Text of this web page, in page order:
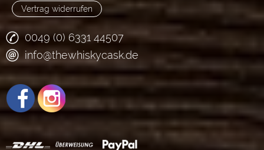
Vertrag widerrufen
0049 (0) 6331 44507
info@thewhiskycask.de